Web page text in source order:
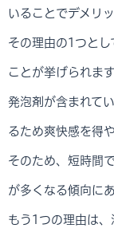
いることでデメリ
その理由の1つと
ことが挙げられます
発泡剤が含まれて
るため爽快感を得
そのため、短時間
が多くなる傾向にあ
もう1つの理由は